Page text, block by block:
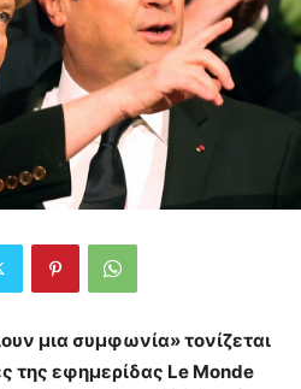
μια συμφωνία» τονίζεται
της εφημερίδας Le Monde